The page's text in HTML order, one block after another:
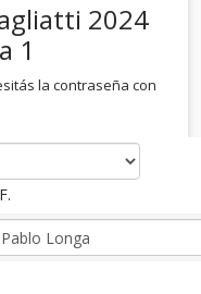
2024
1
la contraseña con